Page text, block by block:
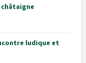
ludique et